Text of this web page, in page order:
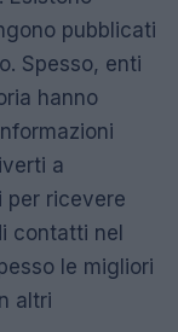
pubblicati
Spesso, enti
hanno
a
per ricevere
contatti nel
le migliori
altri